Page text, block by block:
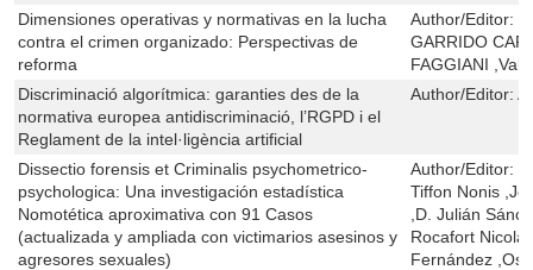
Dimensiones operativas y normativas en la lucha
contra el crimen organizado: Perspectivas de
reforma
Author/Editor:
GARRIDO
FAGGIANI
Discriminació algorítmica: garanties des de la
normativa europea antidiscriminació, l’RGPD i el
Reglament de la intel·ligència artificial
Author/Editor:
Dissectio forensis et Criminalis psychometrico-
psychologica: Una investigación estadística
Nomotética aproximativa con 91 Casos
(actualizada y ampliada con victimarios asesinos y
agresores sexuales)
Author/Editor:
Tiffon Nonis
,D. Julián
Rocafort
Fernández